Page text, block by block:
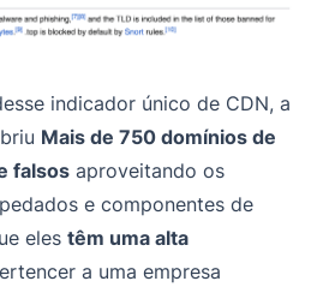
indicador único de CDN, a
Mais de 750 domínios de
falsos aproveitando os
e componentes de
elestêm uma alta
a uma empresa